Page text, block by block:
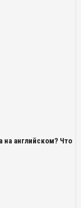
английском? Что